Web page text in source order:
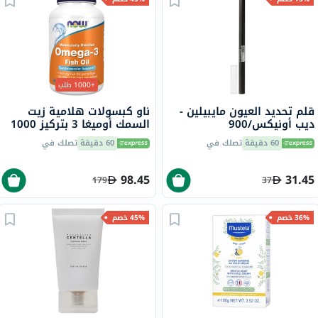
قلم تحديد العيون مايبيلين -
ديب أونيكس/900
60 دقيقة تصلك في
31.45
37
+1000 طلب
ناو كبسولات هلامية زيت
السمك أوميغا 3 بتركيز 1000
ملجم حزمة من 200
60 دقيقة تصلك في
98.45
179
36% خصم 45% خصم